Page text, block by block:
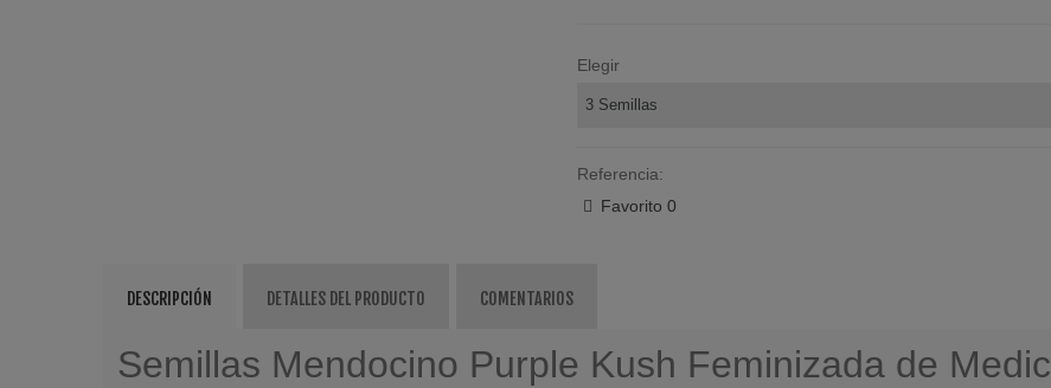
Elegir
Referencia:
Favorito 0
DESCRIPCIÓN DETALLES DEL PRODUCTO COMENTARIOS
Semillas Mendocino Purple Kush Feminizada de